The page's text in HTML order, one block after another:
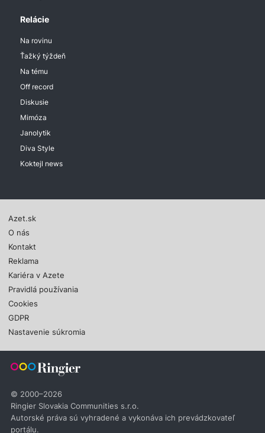
Relácie
Na rovinu
Ťažký týždeň
Na tému
Off record
Diskusie
Mimóza
Janolytik
Diva Style
Koktejl news
Azet.sk
O nás
Kontakt
Reklama
Kariéra v Azete
Pravidlá používania
Cookies
GDPR
Nastavenie súkromia
© 2000–2026
Ringier Slovakia Communities s.r.o.
Autorské práva sú vyhradené a vykonáva ich prevádzkovateľ
portálu.